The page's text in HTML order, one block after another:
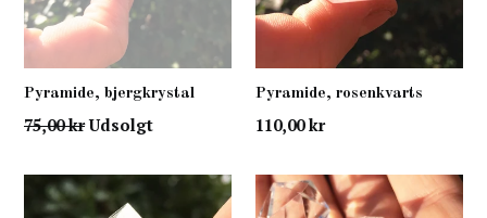
Pyramide, bjergkrystal
normal
75,00 kr Udsolgt
Pyramide, rosenkvarts
normal
110,00 kr